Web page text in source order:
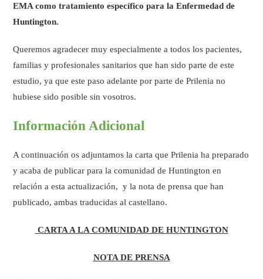
EMA como tratamiento específico para la Enfermedad de
Huntington.
Queremos agradecer muy especialmente a todos los pacientes,
familias y profesionales sanitarios que han sido parte de este
estudio, ya que este paso adelante por parte de Prilenia no
hubiese sido posible sin vosotros.
Información Adicional
A continuación os adjuntamos la carta que Prilenia ha preparado
y acaba de publicar para la comunidad de Huntington en
relación a esta actualización, y la nota de prensa que han
publicado, ambas traducidas al castellano.
CARTA A LA COMUNIDAD DE HUNTINGTON
NOTA DE PRENSA